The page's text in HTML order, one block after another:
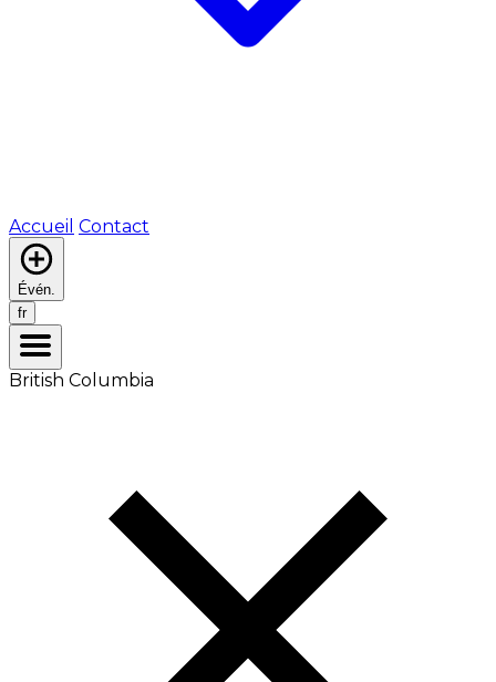
Accueil Contact
Évén.
fr
British Columbia